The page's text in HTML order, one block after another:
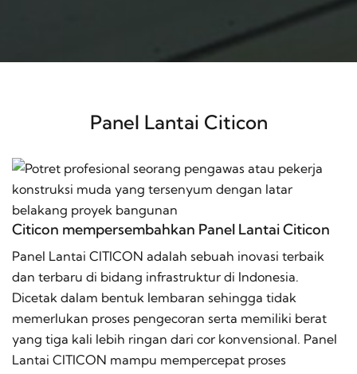
Panel Lantai Citicon
Citicon mempersembahkan Panel Lantai Citicon
Panel Lantai CITICON adalah sebuah inovasi terbaik
dan terbaru di bidang infrastruktur di Indonesia.
Dicetak dalam bentuk lembaran sehingga tidak
memerlukan proses pengecoran serta memiliki berat
yang tiga kali lebih ringan dari cor konvensional. Panel
Lantai CITICON mampu mempercepat proses